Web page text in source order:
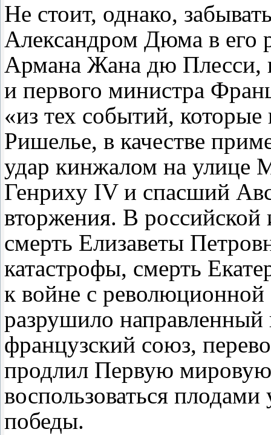
Не стоит, однако,
Александром Дюма в его
Армана Жана дю Плесси,
и первого министра
«из тех событий,
Ришелье, в качестве
удар кинжалом на улице
Генриху IV и спасший
вторжения. В российской
смерть Елизаветы
катастрофы, смерть
к войне с
разрушило
французский союз,
продлил Первую
воспользоваться
победы.